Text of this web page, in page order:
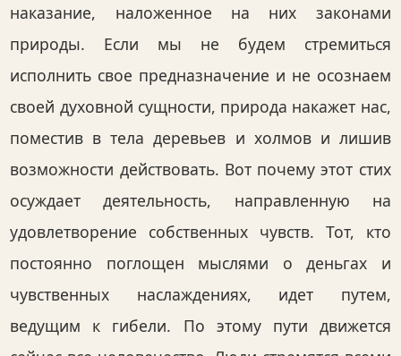
наказание, наложенное на них законами
природы. Если мы не будем стремиться
исполнить свое предназначение и не осознаем
своей духовной сущности, природа накажет нас,
поместив в тела деревьев и холмов и лишив
возможности действовать. Вот почему этот стих
осуждает деятельность, направленную на
удовлетворение собственных чувств. Тот, кто
постоянно поглощен мыслями о деньгах и
чувственных наслаждениях, идет путем,
ведущим к гибели. По этому пути движется